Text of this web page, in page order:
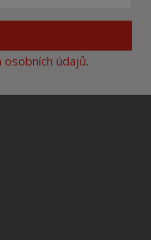
osobních údajů.